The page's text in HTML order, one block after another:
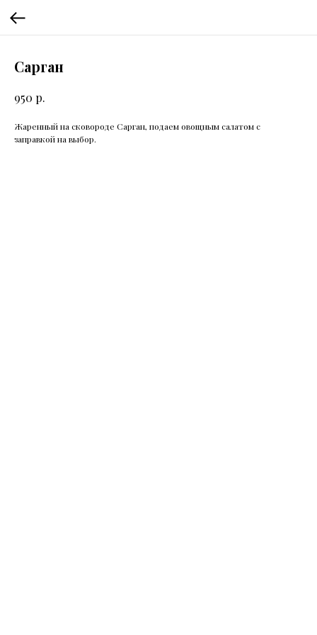
Сарган
950 р.
Жаренный на сковороде Сарган, подаем овощным салатом с
заправкой на выбор.